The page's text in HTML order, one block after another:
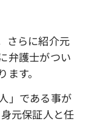
さらに紹介元
弁護士がつい
す。
」である事が
元保証人と任